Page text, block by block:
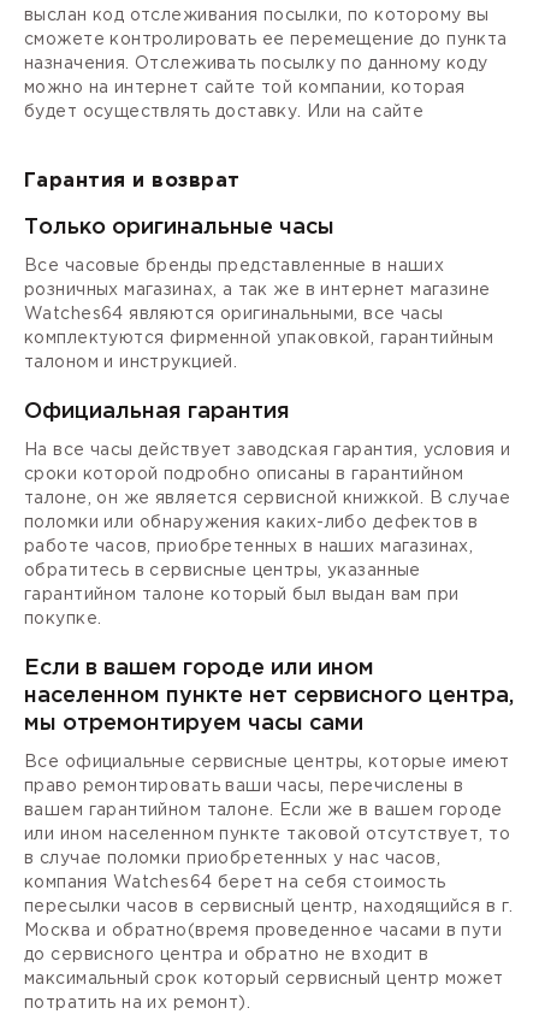
выслан код отслеживания посылки, по которому вы
сможете контролировать ее перемещение до пункта
назначения. Отслеживать посылку по данному коду
можно на интернет сайте той компании, которая
будет осуществлять доставку. Или на сайте
Гарантия и возврат
Только оригинальные часы
Все часовые бренды представленные в наших
розничных магазинах, а так же в интернет магазине
Watches64 являются оригинальными, все часы
комплектуются фирменной упаковкой, гарантийным
талоном и инструкцией.
Официальная гарантия
На все часы действует заводская гарантия, условия и
сроки которой подробно описаны в гарантийном
талоне, он же является сервисной книжкой. В случае
поломки или обнаружения каких-либо дефектов в
работе часов, приобретенных в наших магазинах,
обратитесь в сервисные центры, указанные
гарантийном талоне который был выдан вам при
покупке.
Если в вашем городе или ином
населенном пункте нет сервисного центра,
мы отремонтируем часы сами
Все официальные сервисные центры, которые имеют
право ремонтировать ваши часы, перечислены в
вашем гарантийном талоне. Если же в вашем городе
или ином населенном пункте таковой отсутствует, то
в случае поломки приобретенных у нас часов,
компания Watches64 берет на себя стоимость
пересылки часов в сервисный центр, находящийся в г.
Москва и обратно(время проведенное часами в пути
до сервисного центра и обратно не входит в
максимальный срок который сервисный центр может
потратить на их ремонт).